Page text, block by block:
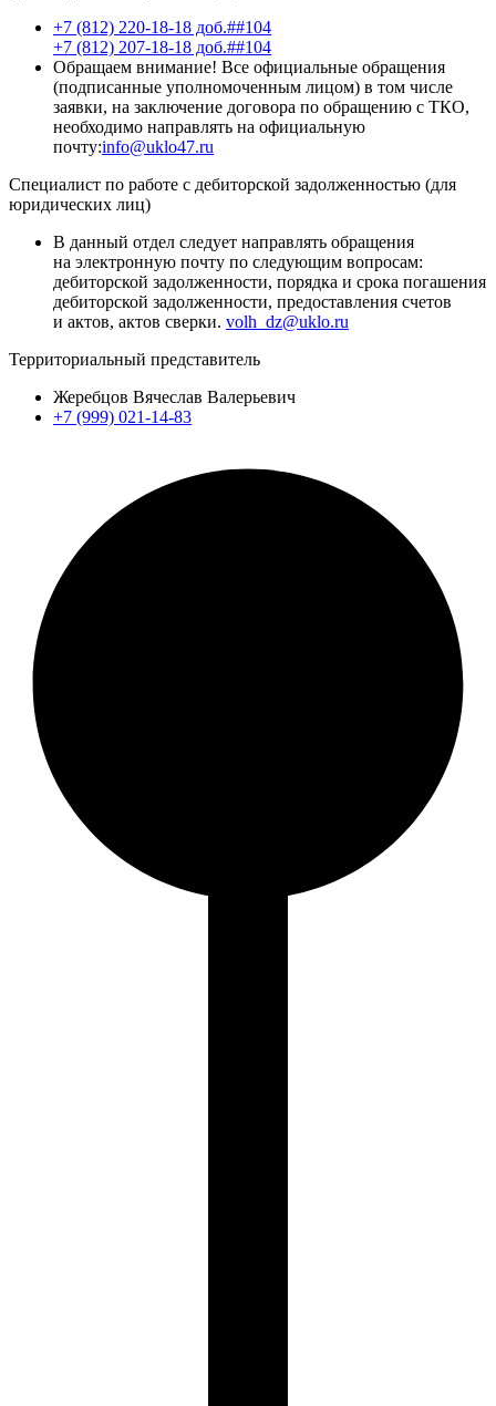
+7 (812) 220-18-18 доб.##104
+7 (812) 207-18-18 доб.##104
Обращаем внимание! Все официальные обращения
(подписанные уполномоченным лицом) в том числе
заявки, на заключение договора по обращению с ТКО,
необходимо направлять на официальную
почту:info@uklo47.ru
Специалист по работе с дебиторской задолженностью (для
юридических лиц)
В данный отдел следует направлять обращения
на электронную почту по следующим вопросам:
дебиторской задолженности, порядка и срока погашения
дебиторской задолженности, предоставления счетов
и актов, актов сверки. volh_dz@uklo.ru
Территориальный представитель
Жеребцов Вячеслав Валерьевич
+7 (999) 021-14-83